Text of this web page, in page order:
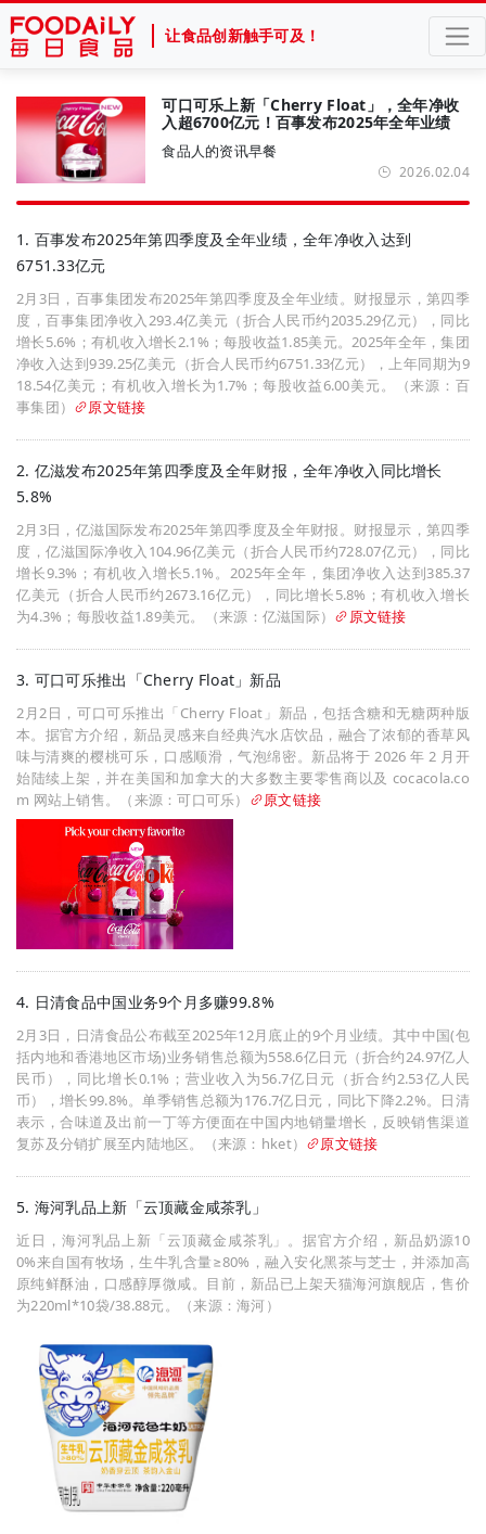
让食品创新触手可及！
可口可乐上新「Cherry Float」，全年净收
入超6700亿元！百事发布2025年全年业绩
食品人的资讯早餐
2026.02.04
1. 百事发布2025年第四季度及全年业绩，全年净收入达到
6751.33亿元
2月3日，百事集团发布2025年第四季度及全年业绩。财报显示，第四季
度，百事集团净收入293.4亿美元（折合人民币约2035.29亿元），同比
增长5.6%；有机收入增长2.1%；每股收益1.85美元。2025年全年，集团
净收入达到939.25亿美元（折合人民币约6751.33亿元），上年同期为9
18.54亿美元；有机收入增长为1.7%；每股收益6.00美元。（来源：百
事集团）
原文链接
2. 亿滋发布2025年第四季度及全年财报，全年净收入同比增长
5.8%
2月3日，亿滋国际发布2025年第四季度及全年财报。财报显示，第四季
度，亿滋国际净收入104.96亿美元（折合人民币约728.07亿元），同比
增长9.3%；有机收入增长5.1%。2025年全年，集团净收入达到385.37
亿美元（折合人民币约2673.16亿元），同比增长5.8%；有机收入增长
为4.3%；每股收益1.89美元。（来源：亿滋国际）
原文链接
3. 可口可乐推出「Cherry Float」新品
2月2日，可口可乐推出「Cherry Float」新品，包括含糖和无糖两种版
本。据官方介绍，新品灵感来自经典汽水店饮品，融合了浓郁的香草风
味与清爽的樱桃可乐，口感顺滑，气泡绵密。新品将于 2026 年 2 月开
始陆续上架，并在美国和加拿大的大多数主要零售商以及 cocacola.co
m 网站上销售。（来源：可口可乐）
原文链接
4. 日清食品中国业务9个月多赚99.8%
2月3日，日清食品公布截至2025年12月底止的9个月业绩。其中中国(包
括内地和香港地区市场)业务销售总额为558.6亿日元（折合约24.97亿人
民币），同比增长0.1%；营业收入为56.7亿日元（折合约2.53亿人民
币），增长99.8%。单季销售总额为176.7亿日元，同比下降2.2%。日清
表示，合味道及出前一丁等方便面在中国内地销量增长，反映销售渠道
复苏及分销扩展至内陆地区。（来源：hket）
原文链接
5. 海河乳品上新「云顶藏金咸茶乳」
近日，海河乳品上新「云顶藏金咸茶乳」。据官方介绍，新品奶源10
0%来自国有牧场，生牛乳含量≥80%，融入安化黑茶与芝士，并添加高
原纯鲜酥油，口感醇厚微咸。目前，新品已上架天猫海河旗舰店，售价
为220ml*10袋/38.88元。（来源：海河）